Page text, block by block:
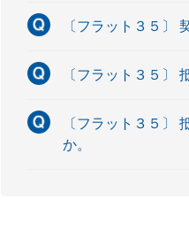
〔フラット３５〕
〔フラット３５〕
〔フラット３５〕
か。